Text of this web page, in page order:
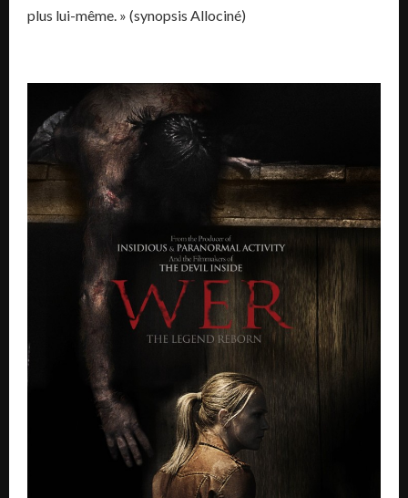
plus lui-même. » (synopsis Allociné)